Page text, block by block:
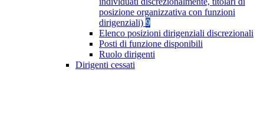
posizione organizzativa con funzioni
dirigenziali) 9
Elenco posizioni dirigenziali discrezionali
Posti di funzione disponibili
Ruolo dirigenti
Dirigenti cessati